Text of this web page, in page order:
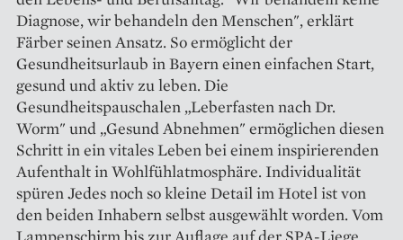
Diagnose, wir behandeln den Menschen", erklärt
Färber seinen Ansatz. So ermöglicht der
Gesundheitsurlaub in Bayern einen einfachen Start,
gesund und aktiv zu leben. Die
Gesundheitspauschalen „Leberfasten nach Dr.
Worm" und „Gesund Abnehmen" ermöglichen diesen
Schritt in ein vitales Leben bei einem inspirierenden
Aufenthalt in Wohlfühlatmosphäre. Individualität
spüren Jedes noch so kleine Detail im Hotel ist von
den beiden Inhabern selbst ausgewählt worden. Vom
Lampenschirm bis zur Auflage auf der SPA-Liege,